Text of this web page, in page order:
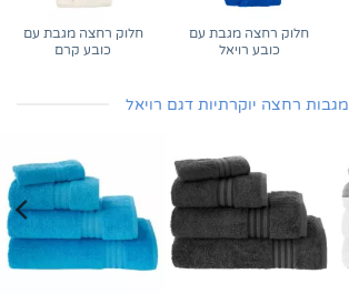
חלוק רחצה מגבת עם
כובע רויאל
חלוק רחצה מגבת עם
כובע קרם
מגבות רחצה יוקרתיות דגם רויאל